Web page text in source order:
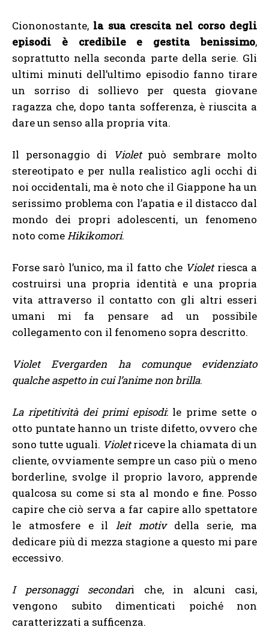
Ciononostante, la sua crescita nel corso degli
episodi è credibile e gestita benissimo,
soprattutto nella seconda parte della serie. Gli
ultimi minuti dell’ultimo episodio fanno tirare
un sorriso di sollievo per questa giovane
ragazza che, dopo tanta sofferenza, è riuscita a
dare un senso alla propria vita.
Il personaggio di Violetpuò sembrare molto
stereotipato e per nulla realistico agli occhi di
noi occidentali, ma è noto che il Giappone ha un
serissimo problema con l’apatia e il distacco dal
mondo dei propri adolescenti, un fenomeno
noto comeHikikomori.
Forse sarò l’unico, ma il fatto che Violetriesca a
costruirsi una propria identità e una propria
vita attraverso il contatto con gli altri esseri
umani mi fa pensare ad un possibile
collegamento con il fenomeno sopra descritto.
Violet Evergarden ha comunque evidenziato
qualche aspetto in cui l’anime non brilla.
La ripetitività dei primi episodi: le prime sette o
otto puntate hanno un triste difetto, ovvero che
sono tutte uguali. Violetriceve la chiamata di un
cliente, ovviamente sempre un caso più o meno
borderline, svolge il proprio lavoro, apprende
qualcosa su come si sta al mondo e fine. Posso
capire che ciò serva a far capire allo spettatore
le atmosfere e il leit motivdella serie, ma
dedicare più di mezza stagione a questo mi pare
eccessivo.
I personaggi secondari che, in alcuni casi,
vengono subito dimenticati poiché non
caratterizzati a sufficenza.